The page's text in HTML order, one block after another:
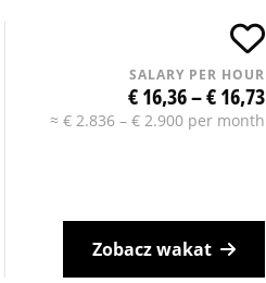
SALARY PER HOUR
€ 16,36 – € 16,73
≈ € 2.836 – € 2.900 per month
Zobacz wakat